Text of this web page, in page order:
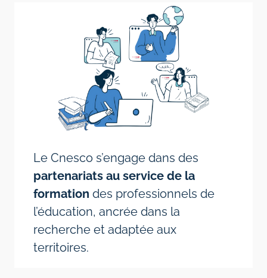
Le Cnesco s’engage dans des
partenariats au service de la
formation des professionnels de
l’éducation, ancrée dans la
recherche et adaptée aux
territoires.